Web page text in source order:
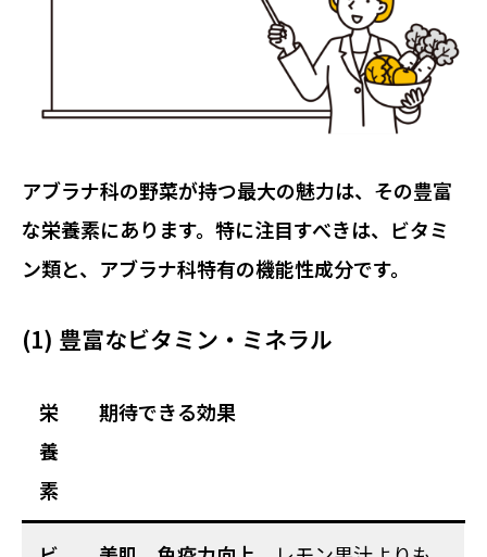
アブラナ科の野菜が持つ最大の魅力は、その豊富
な栄養素にあります。特に注目すべきは、ビタミ
ン類と、アブラナ科特有の機能性成分です。
(1) 豊富なビタミン・ミネラル
栄
養
素
期待できる効果